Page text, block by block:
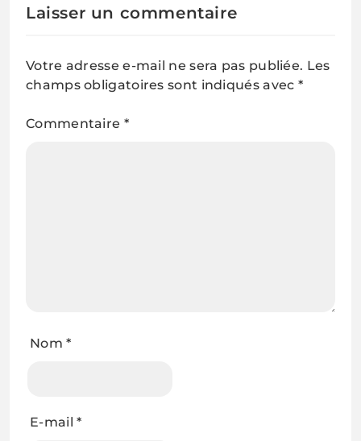
Laisser un commentaire
Votre adresse e-mail ne sera pas publiée. Les
champs obligatoires sont indiqués avec *
Commentaire *
Nom*
E-mail*